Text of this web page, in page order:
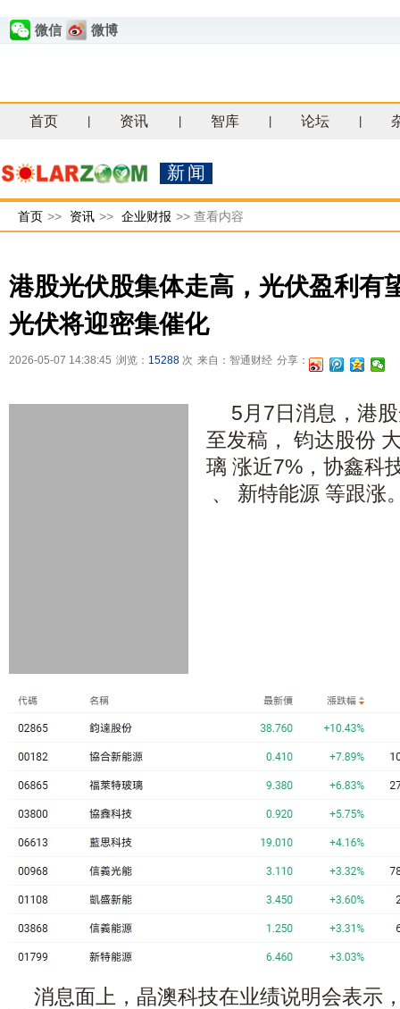
微信 微博
首页 资讯 智库 论坛
新闻
首页 >> 资讯 >> 企业财报 >> 查看内容
港股光伏股集体走高，光伏盈利有
光伏将迎密集催化
2026-05-07 14:38:45 浏览： 15288 次 来自：智通财经 分享：
5月7日消息，港
至发稿， 钧达股份
璃 涨近7%， 协鑫科
、 新特能源 等跟涨
消息面上，晶澳科技在业绩说明会表示